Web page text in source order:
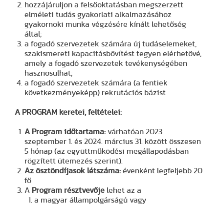
hozzájáruljon a felsőoktatásban megszerzett
elméleti tudás gyakorlati alkalmazásához
gyakornoki munka végzésére kínált lehetőség
által;
a fogadó szervezetek számára új tudáselemeket,
szakismereti kapacitásbővítést tegyen elérhetővé,
amely a fogadó szervezetek tevékenységében
hasznosulhat;
a fogadó szervezetek számára (a fentiek
következményeképp) rekrutációs bázist
A PROGRAM keretei, feltételei:
A Program időtartama: várhatóan 2023.
szeptember 1. és 2024. március 31. között összesen
5 hónap (az együttműködési megállapodásban
rögzített ütemezés szerint).
Az ösztöndíjasok létszáma: évenként legfeljebb 20
fő
A Program résztvevője lehet az a
a magyar állampolgárságú vagy